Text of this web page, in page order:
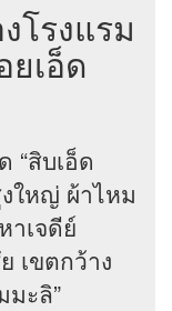
โรงแรม
เอ็ด
สิบเอ็ด
ใหญ่ ผ้าไหม
าเจดีย์
เขตกว้าง
ะลิ”